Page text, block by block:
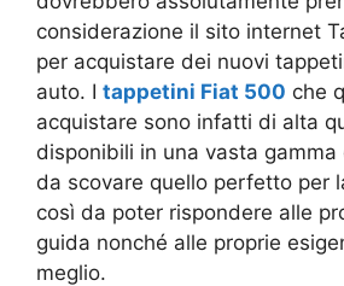
considerazione il sito internet
per acquistare dei nuovi
auto. I tappetini Fiat 500 che
acquistare sono infatti di alta
disponibili in una vasta
da scovare quello perfetto per
così da poter rispondere alle
guida nonché alle proprie
meglio.